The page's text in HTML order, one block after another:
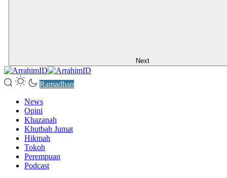
Next
Ramadhan
News
Opini
Khazanah
Khutbah Jumat
Hikmah
Tokoh
Perempuan
Podcast